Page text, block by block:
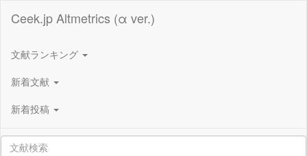
Ceek.jp Altmetrics (α ver.)
文献ランキング
新着文献
新着投稿